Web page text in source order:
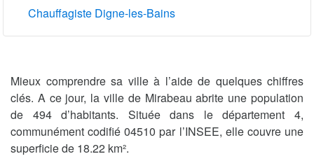
Chauffagiste Digne-les-Bains
Mieux comprendre sa ville à l’aide de quelques chiffres
clés. A ce jour, la ville de Mirabeau abrite une population
de 494 d’habitants. Située dans le département 4,
communément codifié 04510 par l’INSEE, elle couvre une
superficie de 18.22 km².